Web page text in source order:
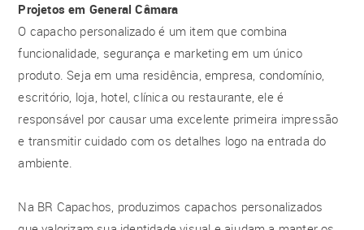
Projetos em General Câmara
O capacho personalizado é um item que combina
funcionalidade, segurança e marketing em um único
produto. Seja em uma residência, empresa, condomínio,
escritório, loja, hotel, clínica ou restaurante, ele é
responsável por causar uma excelente primeira impressão
e transmitir cuidado com os detalhes logo na entrada do
ambiente.
Na BR Capachos, produzimos capachos personalizados